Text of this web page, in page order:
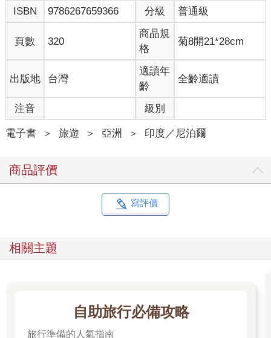
ISBN
9786267659366 分級 普通級
頁數 320
商品規
格
菊8開21*28cm
出版地 台灣
適讀年
齡
全齡適讀
注音 級別
電子書 ＞ 旅遊 ＞ 亞洲 ＞ 印度／尼泊爾
商品評價
寫評價
相關主題
自助旅行必備攻略
旅行準備的人氣指南